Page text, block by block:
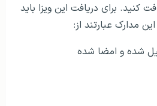
کنید. برای دریافت این ویزا باید
مدارک عبارتند از:
شده و امضا شده